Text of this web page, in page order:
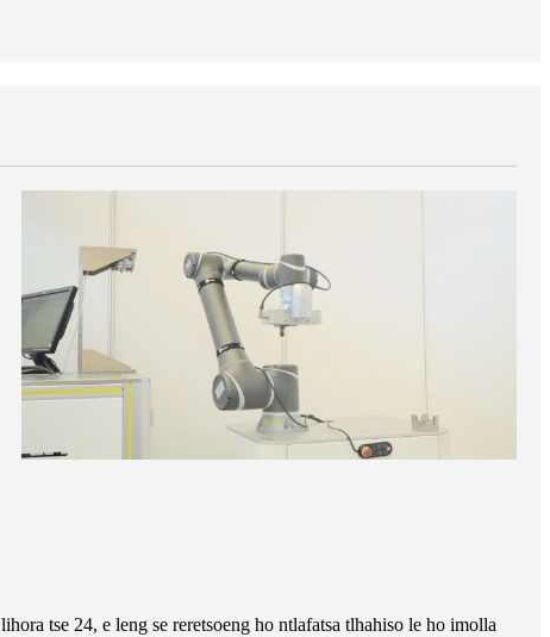
tse 24, e leng se reretsoeng ho ntlafatsa tlhahiso le ho imolla